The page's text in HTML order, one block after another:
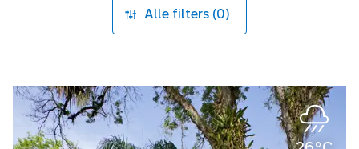
Alle filters (0)